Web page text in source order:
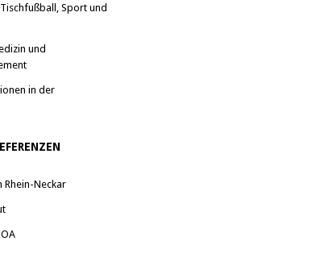
Sport und
und
in der
Neckar